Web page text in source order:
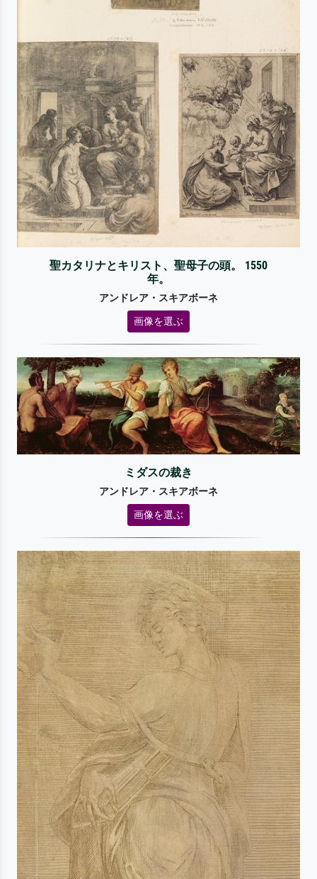
聖カタリナとキリスト、聖母子の頭。 1550
年。
アンドレア・スキアボーネ
画像を選ぶ
ミダスの裁き
アンドレア・スキアボーネ
画像を選ぶ